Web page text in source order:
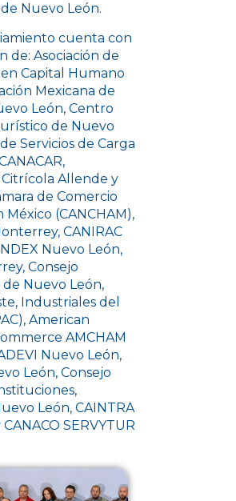
Nuevo León.
cuenta con
de: Asociación de
Capital Humano
Mexicana de
León, Centro
de Nuevo
Servicios de Carga
Allende y
de Comercio
México (CANCHAM),
CANIRAC
Nuevo León,
Consejo
Nuevo León,
Industriales del
American
AMCHAM
Nuevo León,
León, Consejo
León, CAINTRA
SERVYTUR